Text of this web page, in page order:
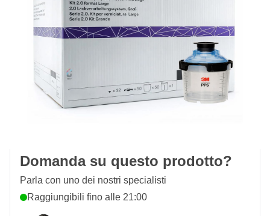
96,97 € incl. IVA
Quantità
Aggiungi al Carrello
Ordina entro le 23:59,
spedito oggi
Spedizione gratuitada 150,- €
Domanda su questo prodotto?
Parla con uno dei nostri specialisti
Raggiungibili fino alle 21:00